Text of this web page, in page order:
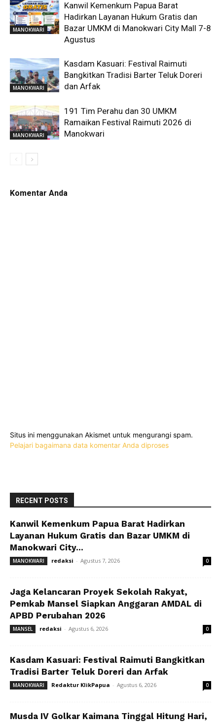
MANOKWARI
Kanwil Kemenkum Papua Barat
Hadirkan Layanan Hukum Gratis dan
Bazar UMKM di Manokwari City Mall 7-8
Agustus
MANOKWARI
Kasdam Kasuari: Festival Raimuti
Bangkitkan Tradisi Barter Teluk Doreri
dan Arfak
MANOKWARI
191 Tim Perahu dan 30 UMKM
Ramaikan Festival Raimuti 2026 di
Manokwari
Komentar Anda
Situs ini menggunakan Akismet untuk mengurangi spam.
Pelajari bagaimana data komentar Anda diproses
RECENT POSTS
Kanwil Kemenkum Papua Barat Hadirkan
Layanan Hukum Gratis dan Bazar UMKM di
Manokwari City...
MANOKWARI redaksi - Agustus 7, 2026 0
Jaga Kelancaran Proyek Sekolah Rakyat,
Pemkab Mansel Siapkan Anggaran AMDAL di
APBD Perubahan 2026
MANSEL redaksi - Agustus 6, 2026 0
Kasdam Kasuari: Festival Raimuti Bangkitkan
Tradisi Barter Teluk Doreri dan Arfak
MANOKWARI Redaktur KlikPapua - Agustus 6, 2026 0
Musda IV Golkar Kaimana Tinggal Hitung Hari,